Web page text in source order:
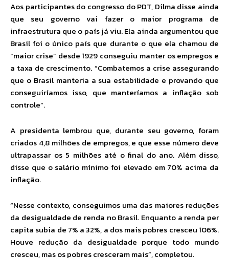
Aos participantes do congresso do PDT, Dilma disse ainda
que seu governo vai fazer o maior programa de
infraestrutura que o país já viu. Ela ainda argumentou que
Brasil foi o único país que durante o que ela chamou de
“maior crise” desde 1929 conseguiu manter os empregos e
a taxa de crescimento. “Combatemos a crise assegurando
que o Brasil manteria a sua estabilidade e provando que
conseguiríamos isso, que manteríamos a inflação sob
controle”.
A presidenta lembrou que, durante seu governo, foram
criados 4,8 milhões de empregos, e que esse número deve
ultrapassar os 5 milhões até o final do ano. Além disso,
disse que o salário mínimo foi elevado em 70% acima da
inflação.
“Nesse contexto, conseguimos uma das maiores reduções
da desigualdade de renda no Brasil. Enquanto a renda per
capita subia de 7% a 32%, a dos mais pobres cresceu 106%.
Houve redução da desigualdade porque todo mundo
cresceu, mas os pobres cresceram mais”, completou.